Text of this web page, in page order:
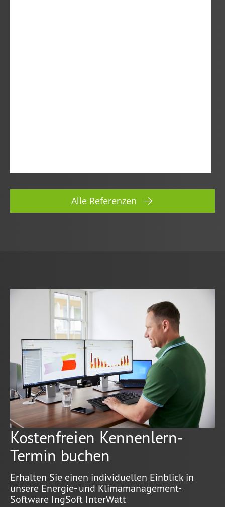
Alle Referenzen
Kostenfreien Kennenlern-
Termin buchen
Erhalten Sie einen individuellen Einblick in
unsere Energie- und Klimamanagement-
Software IngSoft InterWatt